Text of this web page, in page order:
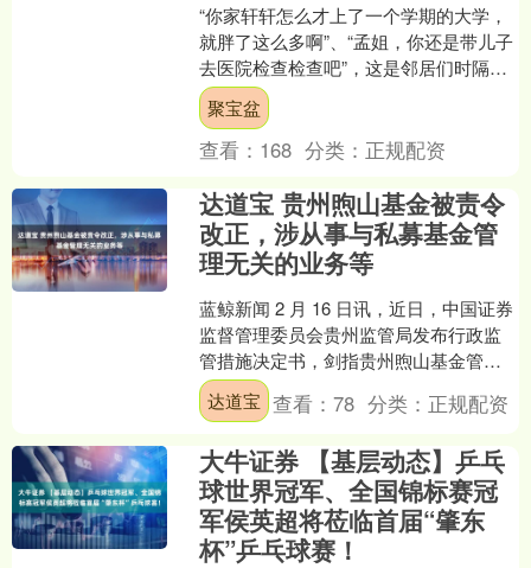
“你家轩轩怎么才上了一个学期的大学，
就胖了这么多啊”、“孟姐，你还是带儿子
去医院检查检查吧”，这是邻居们时隔一
个学期后，看到孟姐家儿子轩轩的第一
反应。毕竟，谁也....
聚宝盆
查看： 168 分类： 正规配资
达道宝 贵州煦山基金被责令
改正，涉从事与私募基金管
理无关的业务等
蓝鲸新闻 2 月 16 日讯，近日，中国证券
监督管理委员会贵州监管局发布行政监
管措施决定书，剑指贵州煦山基金管理
有限公司及其法定代表人斯劲、合规负
责人陈栋。 决....
达道宝 查看：78 分类： 正规配资
大牛证券 【基层动态】乒乓
球世界冠军、全国锦标赛冠
军侯英超将莅临首届“肇东
杯”乒乓球赛！